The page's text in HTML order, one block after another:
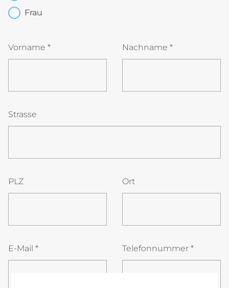
Frau
Vorname * Nachname *
Strasse
PLZ Ort
E-Mail * Telefonnummer *